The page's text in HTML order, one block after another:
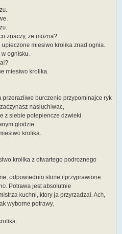
znaczy, ze mozna?
miesiwo krolika znad ognia.
w ognisku.
miesiwo krolika.
przerazliwe burczenie przypominajce ryk
nasluchiwac,
z siebie potepiencze dzwieki
glodzie.
krolika.
krolika z otwartego podroznego
odpowiednio slone i przyprawione
Potrawa jest absolutnie
kuchni, ktory ja przyrzadzal. Ach,
wyborne potrawy,